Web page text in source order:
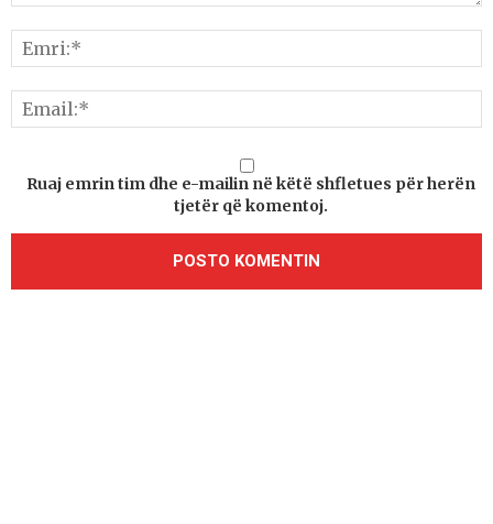
Ruaj emrin tim dhe e-mailin në këtë shfletues për herën
tjetër që komentoj.